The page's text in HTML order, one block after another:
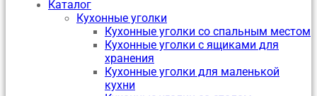
Каталог
Кухонные уголки
Кухонные уголки со спальным местом
Кухонные уголки с ящиками для
хранения
Кухонные уголки для маленькой
кухни